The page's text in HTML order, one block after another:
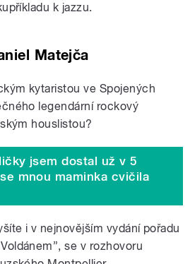
k jazzu.
Matejča
kytaristou ve Spojených
legendární rockový
houslistou?
jsem dostal už v 5
mnou maminka cvičila
i v nejnovějším vydání pořadu
se v rozhovoru